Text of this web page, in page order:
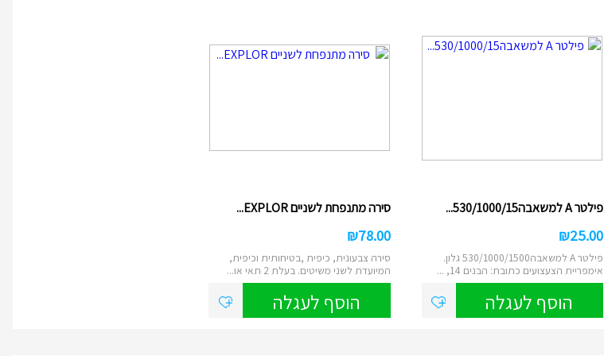
בימבה החביבה שלי בצבעים IAM מידות
פילטר A למשאבה530/1000/15...
25.00
₪
פילטר A למשאבה530/1000/1500 גלון.
אימפריית הצעצועים כתובת: הבנים 14, ...
הוסף לעגלה
סירה מתנפחת לשניים EXPLOR...
78.00
₪
סירה צבעונית, כיפית ,בטיחותית וכיפית,
המיועדת לשני משיטים. בעלת 2 תאי או...
הוסף לעגלה